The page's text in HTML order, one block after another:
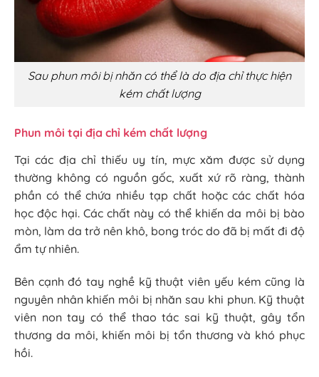
Sau phun môi bị nhăn có thể là do địa chỉ thực hiện
kém chất lượng
Phun môi tại địa chỉ kém chất lượng
Tại các địa chỉ thiếu uy tín, mực xăm được sử dụng
thường không có nguồn gốc, xuất xứ rõ ràng, thành
phần có thể chứa nhiều tạp chất hoặc các chất hóa
học độc hại. Các chất này có thể khiến da môi bị bào
mòn, làm da trở nên khô, bong tróc do đã bị mất đi độ
ẩm tự nhiên.
Bên cạnh đó tay nghề kỹ thuật viên yếu kém cũng là
nguyên nhân khiến môi bị nhăn sau khi phun. Kỹ thuật
viên non tay có thể thao tác sai kỹ thuật, gây tổn
thương da môi, khiến môi bị tổn thương và khó phục
hồi.